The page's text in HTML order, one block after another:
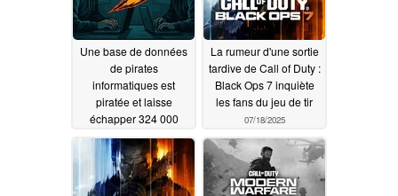
Une base de données
de pirates
informatiques est
piratée et laisse
échapper 324 000
comptes01/12/2026
La rumeur d'une sortie
tardive de Call of Duty :
Black Ops 7 inquiète
les fans du jeu de tir
07/18/2025